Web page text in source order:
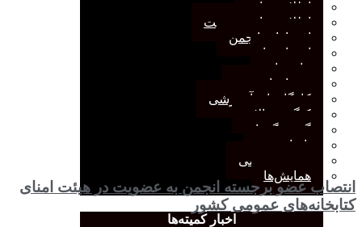
اطلاعیه‌ها
اطلاعیه‌های عضویت
افتخارات انجمن
انتصاب‌ها
بیانیه‌ها
رویدادهای مهم
کارگاه‌های آموزشی
کنگره سالانه
گفت‌وگوها
یادداشت
مجمع عمومی
همایش‌ها
اخبار کمیته‌ها
انتصاب عضو برجسته انجمن به عضویت در هیئت امنای
کتابخانه‌های عمومی کشور